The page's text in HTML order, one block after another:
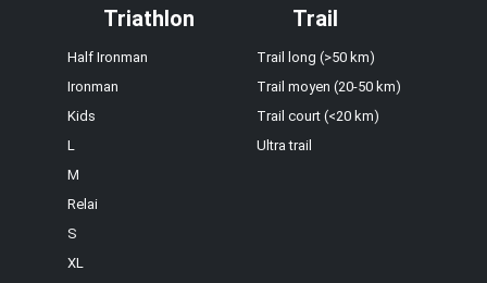
Triathlon
Half Ironman
Ironman
Kids
L
M
Relai
S
XL
Trail
Trail long (>50 km)
Trail moyen (20-50 km)
Trail court (<20 km)
Ultra trail